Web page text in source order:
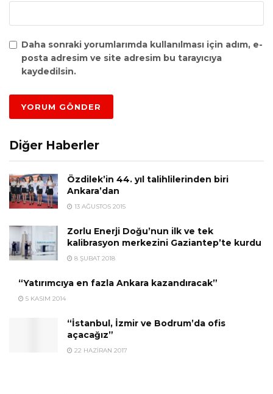
Daha sonraki yorumlarımda kullanılması için adım, e-
posta adresim ve site adresim bu tarayıcıya
kaydedilsin.
Diğer Haberler
Özdilek’in 44. yıl talihlilerinden biri
Ankara’dan
13 AĞUSTOS 2015
Zorlu Enerji Doğu’nun ilk ve tek
kalibrasyon merkezini Gaziantep’te kurdu
8 ŞUBAT 2018
“Yatırımcıya en fazla Ankara kazandıracak”
5 KASIM 2014
“İstanbul, İzmir ve Bodrum’da ofis
açacağız”
22 HAZIRAN 2017